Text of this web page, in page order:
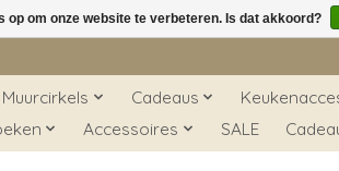
Muurcirkels Cadeaus
Accessoires SALE
op om onze website te verbeteren. Is dat akkoord?